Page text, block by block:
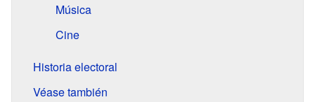
Música
Cine
Historia electoral
Véase también